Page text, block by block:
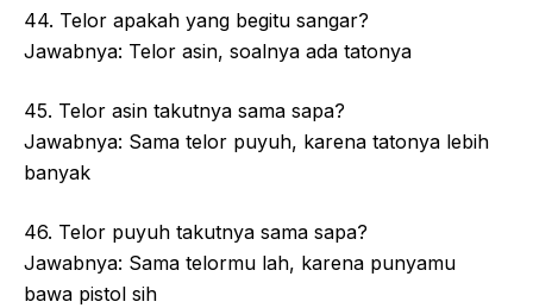
44. Telor apakah yang begitu sangar?
Jawabnya: Telor asin, soalnya ada tatonya
45. Telor asin takutnya sama sapa?
Jawabnya: Sama telor puyuh, karena tatonya lebih
banyak
46. Telor puyuh takutnya sama sapa?
Jawabnya: Sama telormu lah, karena punyamu
bawa pistol sih